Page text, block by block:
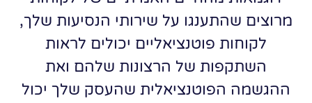
מרוצים שהתענגו על שירותי הנסיעות שלך,
לקוחות פוטנציאליים יכולים לראות
השתקפות של הרצונות שלהם ואת
ההגשמה הפוטנציאלית שהעסק שלך יכול